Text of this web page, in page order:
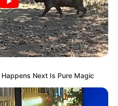
Next Is Pure Magic